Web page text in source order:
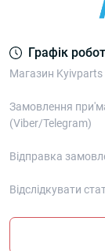
Графік
Магазин
Замовлення
(Viber/Telegram)
Відправка
Відслідкувати